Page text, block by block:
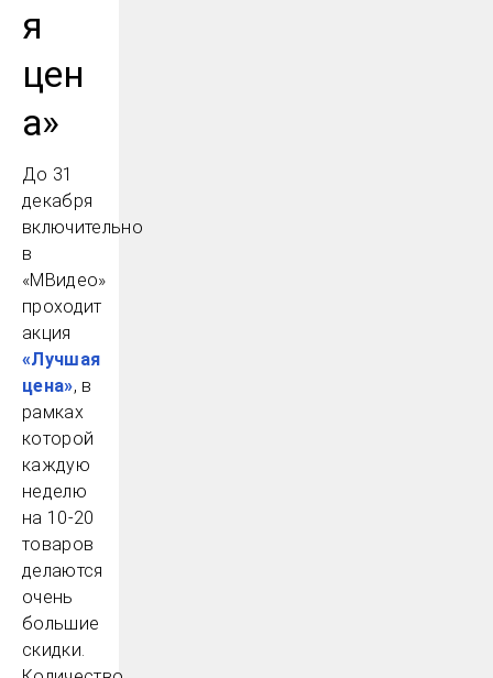
я
цен
а»
До 31
декабря
включительно
в
«МВидео»
проходит
акция
«Лучшая
цена», в
рамках
которой
каждую
неделю
на 10-20
товаров
делаются
очень
большие
скидки.